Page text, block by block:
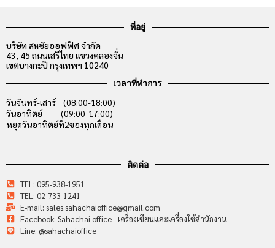
ที่อยู่
บริษัท สหชัยออฟฟิศ จำกัด
43, 45 ถนนเสรีไทย แขวงคลองจั่น
เขตบางกะปิ กรุงเทพฯ 10240
เวลาที่ทำการ
วันจันทร์-เสาร์ (08:00-18:00)
วันอาทิตย์ (09:00-17:00)
หยุดวันอาทิตย์ที่2ของทุกเดือน
ติดต่อ
TEL: 095-938-1951
TEL: 02-733-1241
E-mail: sales.sahachaioffice@gmail.com
Facebook: Sahachai office - เครื่องเขียนและเครื่องใช้สำนักงาน
Line: @sahachaioffice